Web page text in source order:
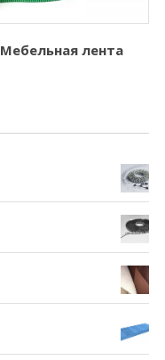
Мебельная лента